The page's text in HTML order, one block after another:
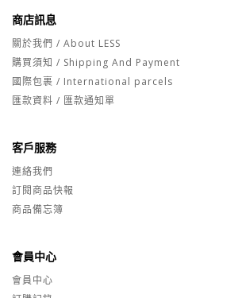
商店訊息
關於我們 / About LESS
購買須知 / Shipping And Payment
國際包裹 / International parcels
匯款資料 / 匯款通知單
客戶服務
連絡我們
訂閱商品快報
商品備忘簿
會員中心
會員中心